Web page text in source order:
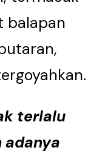
balapan
terlalu
adanya